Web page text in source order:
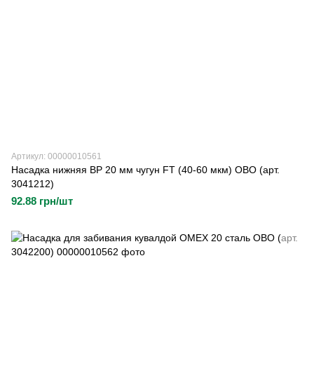
Артикул: 00000010561
Насадка нижняя BP 20 мм чугун FT (40-60 мкм) OBO (арт.
3041212)
92.88 грн/шт